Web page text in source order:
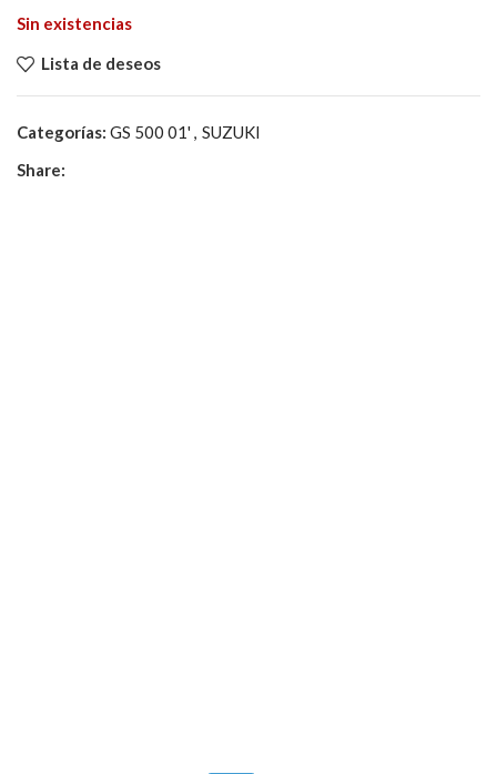
Sin existencias
Lista de deseos
Categorías: GS 500 01' , SUZUKI
Share: